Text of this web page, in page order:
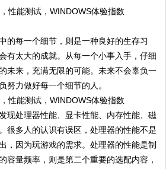
的每一个细节，则是一种良好的生存习
有太大的成就。从每一个小事入手，仔细
未来，充满无限的可能。未来不会辜负一
努力做好每一个细节的人。
现处理器性能、显卡性能、内存性能、磁
很多人的认识有误区，处理器的性能不是
，因为玩游戏的需求。处理器的性能是制
容量频率，则是第二个重要的选配内容，